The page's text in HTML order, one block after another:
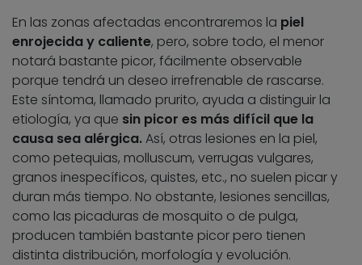
En las zonas afectadas encontraremos la piel
enrojecida y caliente, pero, sobre todo, el menor
notará bastante picor, fácilmente observable
porque tendrá un deseo irrefrenable de rascarse.
Este síntoma, llamado prurito, ayuda a distinguir la
etiología, ya que sin picor es más difícil que la
causa sea alérgica.Así, otras lesiones en la piel,
como petequias, molluscum, verrugas vulgares,
granos inespecíficos, quistes, etc., no suelen picar y
duran más tiempo. No obstante, lesiones sencillas,
como las picaduras de mosquito o de pulga,
producen también bastante picor pero tienen
distinta distribución, morfología y evolución.